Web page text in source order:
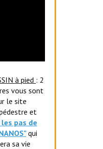
à pied : 2
vous sont
le site
et
les pas de
qui
sa vie